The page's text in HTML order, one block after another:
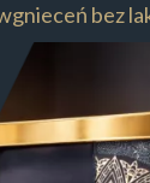
bez